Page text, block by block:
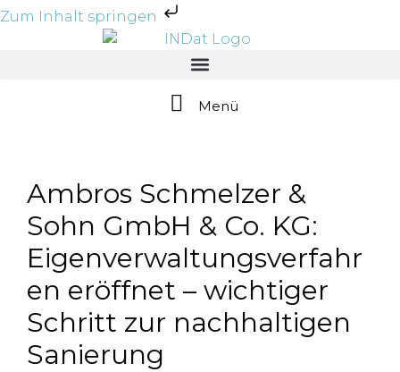
Zum Inhalt springen
Menü
Ambros Schmelzer &
Sohn GmbH & Co. KG:
Eigenverwaltungsverfahr
en eröffnet – wichtiger
Schritt zur nachhaltigen
Sanierung